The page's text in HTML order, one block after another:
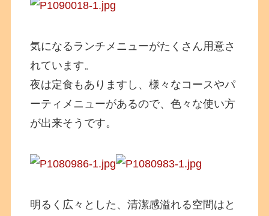
気になるランチメニューがたくさん用意さ
れています。
夜は定食もありますし、様々なコースやパ
ーティメニューがあるので、色々な使い方
が出来そうです。
明るく広々とした、清潔感溢れる空間はと